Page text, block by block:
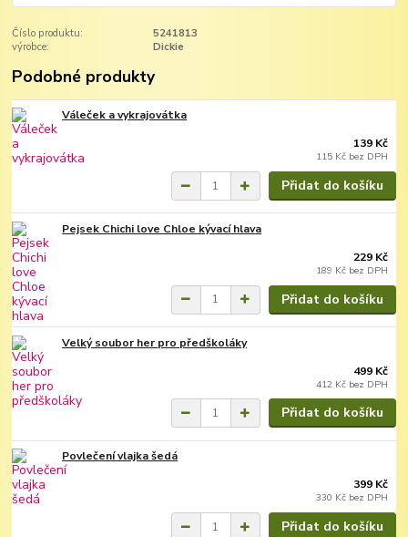
Číslo produktu:
5241813
výrobce:
Dickie
Podobné produkty
Váleček a vykrajovátka
139 Kč
115 Kč bez DPH
Přidat do košíku
Pejsek Chichi love Chloe kývací hlava
229 Kč
189 Kč bez DPH
Přidat do košíku
Velký soubor her pro předškoláky
499 Kč
412 Kč bez DPH
Přidat do košíku
Povlečení vlajka šedá
399 Kč
330 Kč bez DPH
Přidat do košíku